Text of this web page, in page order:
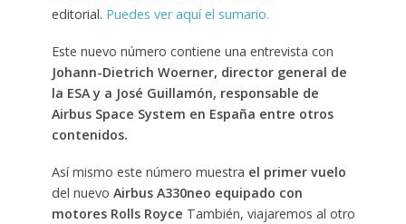
editorial. Puedes ver aquí el sumario.
Este nuevo número contiene una entrevista con
Johann-Dietrich Woerner, director general de
la ESA y a José Guillamón, responsable de
Airbus Space System en España entre otros
contenidos.
Así mismo este número muestra el primer vuelo
del nuevo Airbus A330neo equipado con
motores Rolls Royce También, viajaremos al otro